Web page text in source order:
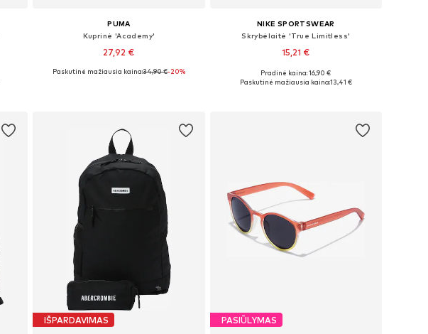
PUMA
Kuprinė 'Academy'
27,92 €
Galimi dydžiai: One Size
Paskutinė mažiausia kaina:34,90 €-20%
NIKE SPORTSWEAR
Skrybėlaitė 'True Limitless'
15,21 €
Galimi dydžiai: 48-54
Pradinė kaina: 16,90 €
Paskutinė mažiausia kaina:13,41 €
IŠPARDAVIMAS PASIŪLYMAS